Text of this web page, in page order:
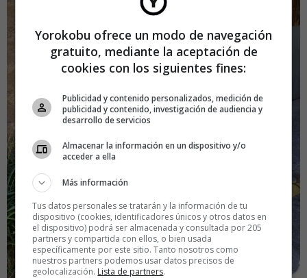
Yorokobu ofrece un modo de navegación
gratuito, mediante la aceptación de
cookies con los siguientes fines:
Publicidad y contenido personalizados, medición de
publicidad y contenido, investigación de audiencia y
desarrollo de servicios
Almacenar la información en un dispositivo y/o
acceder a ella
Más información
Tus datos personales se tratarán y la información de tu
dispositivo (cookies, identificadores únicos y otros datos en
el dispositivo) podrá ser almacenada y consultada por 205
partners y compartida con ellos, o bien usada
específicamente por este sitio. Tanto nosotros como
nuestros partners podemos usar datos precisos de
geolocalización. Lista de partners.